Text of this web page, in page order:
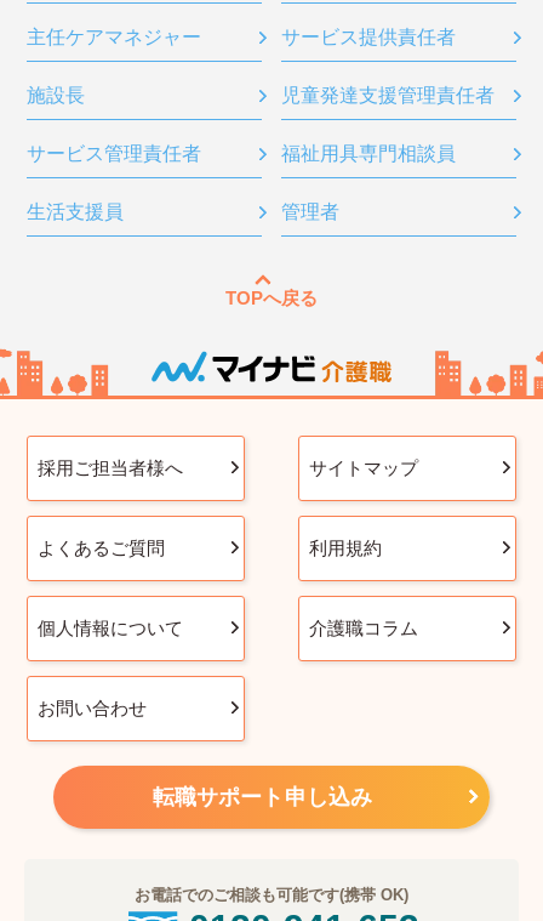
主任ケアマネジャー サービス提供責任者
施設長 児童発達支援管理責任者
サービス管理責任者 福祉用具専門相談員
生活支援員 管理者
TOPへ戻る
採用ご担当者様へ サイトマップ
よくあるご質問 利用規約
個人情報について 介護職コラム
お問い合わせ
転職サポート申し込み
お電話でのご相談も可能です(携帯 OK)